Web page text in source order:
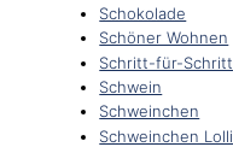
Schokolade
Schöner Wohnen
Schritt-für-Schritt
Schwein
Schweinchen
Schweinchen Lolli